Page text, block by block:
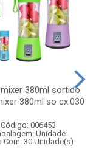
380ml sortido
380ml so cx:030
Código: 006453
Unidade
Com: 30 Unidade(s)